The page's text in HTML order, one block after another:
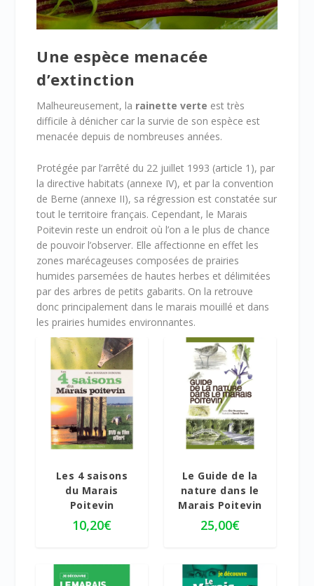
Une espèce menacée
d’extinction
Malheureusement, la rainette verte est très
difficile à dénicher car la survie de son espèce est
menacée depuis de nombreuses années.
Protégée par l’arrêté du 22 juillet 1993 (article 1), par
la directive habitats (annexe IV), et par la convention
de Berne (annexe II), sa régression est constatée sur
tout le territoire français. Cependant, le Marais
Poitevin reste un endroit où l’on a le plus de chance
de pouvoir l’observer. Elle affectionne en effet les
zones marécageuses composées de prairies
humides parsemées de hautes herbes et délimitées
par des arbres de petits gabarits. On la retrouve
donc principalement dans le marais mouillé et dans
les prairies humides environnantes.
Les 4 saisons
du Marais
Poitevin
10,20€
5.00
Le Guide de la
nature dans le
Marais Poitevin
25,00€